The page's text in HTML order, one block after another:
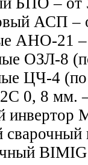
АСП –
АНО-21 –
ОЗЛ-8
ЦЧ-4
0, 8 мм.
инвертор